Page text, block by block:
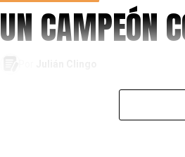
UN CAMPEÓN